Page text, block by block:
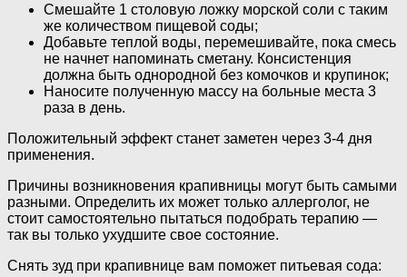
Смешайте 1 столовую ложку морской соли с таким
же количеством пищевой соды;
Добавьте теплой воды, перемешивайте, пока смесь
не начнет напоминать сметану. Консистенция
должна быть однородной без комочков и крупинок;
Наносите полученную массу на больные места 3
раза в день.
Положительный эффект станет заметен через 3-4 дня
применения.
Причины возникновения крапивницы могут быть самыми
разными. Определить их может только аллерголог, не
стоит самостоятельно пытаться подобрать терапию —
так вы только ухудшите свое состояние.
Снять зуд при крапивнице вам поможет питьевая сода: